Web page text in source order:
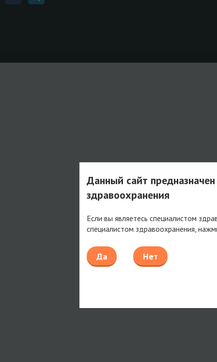
Данный сайт
здравоохранения
Если вы являетесь специалистом
специалистом здравоохранения,
Да Нет